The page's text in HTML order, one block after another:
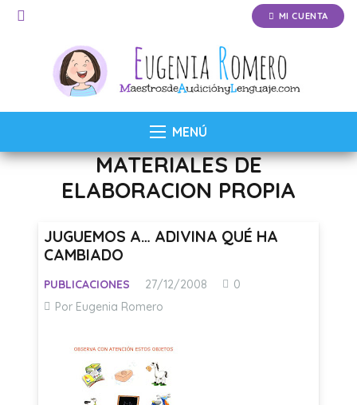
MI CUENTA
MENÚ
MATERIALES DE
ELABORACION PROPIA
JUGUEMOS A… ADIVINA QUÉ HA
CAMBIADO
PUBLICACIONES 27/12/2008
0
Por Eugenia Romero